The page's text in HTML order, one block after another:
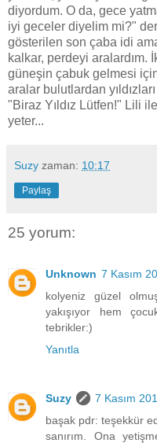
diyordum. O da, gece
iyi geceler diyelim mi?"
gösterilen son çaba idi
kalkar, perdeyi aralardım.
güneşin çabuk gelmesi
aralar bulutlardan
"Biraz Yıldız Lütfen!" Lili
yeter...
Suzy zaman: 10:17
Paylaş
25 yorum:
Unknown 7 Kasım
kolyeniz güzel
yakışıyor hem
tebrikler:)
Yanıtla
Suzy
7 Kasım
başak pdr: teşekkür
sanırım. Ona